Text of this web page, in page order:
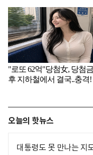
오늘의 핫뉴스
대통령도 못 만나는 지